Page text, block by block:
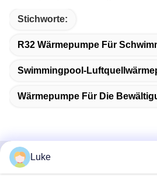
Stichworte:
R32 Wärmepumpe Für
Swimmingpool-
Wärmepumpe Für Die
Schnelle Kontaktaufnahme
Luke